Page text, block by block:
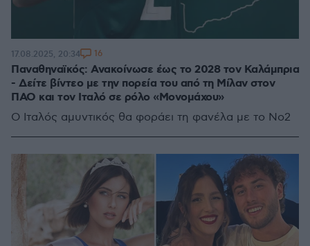
Παναθηναϊκός: Ανακοίνωσε έως το 2028 τον Καλάμπρια
- Δείτε βίντεο με την πορεία του από τη Μίλαν στον
ΠΑΟ και τον Ιταλό σε ρόλο «Μονομάχου»
Ο Ιταλός αμυντικός θα φοράει τη φανέλα με το Νο2
17.08.2025, 20:34 16